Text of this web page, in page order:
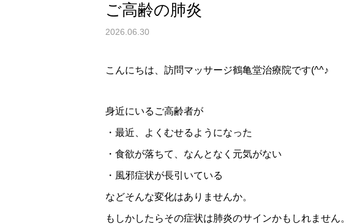
ご高齢の肺炎
2026.06.30
こんにちは、訪問マッサージ鶴亀堂治療院です(^^♪
身近にいるご高齢者が
・最近、よくむせるようになった
・食欲が落ちて、なんとなく元気がない
・風邪症状が長引いている
などそんな変化はありませんか。
もしかしたらその症状は肺炎のサインかもしれません。